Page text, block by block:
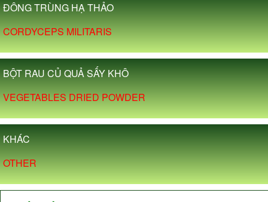
ĐÔNG TRÙNG HẠ THẢO
CORDYCEPS MILITARIS
BỘT RAU CỦ QUẢ SẤY KHÔ
VEGETABLES DRIED POWDER
KHÁC
OTHER